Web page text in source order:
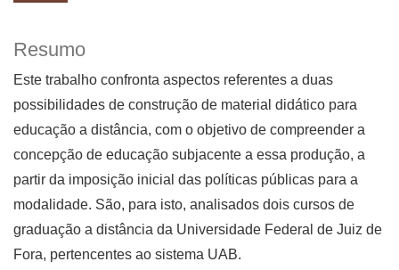
Resumo
Este trabalho confronta aspectos referentes a duas
possibilidades de construção de material didático para
educação a distância, com o objetivo de compreender a
concepção de educação subjacente a essa produção, a
partir da imposição inicial das políticas públicas para a
modalidade. São, para isto, analisados dois cursos de
graduação a distância da Universidade Federal de Juiz de
Fora, pertencentes ao sistema UAB.